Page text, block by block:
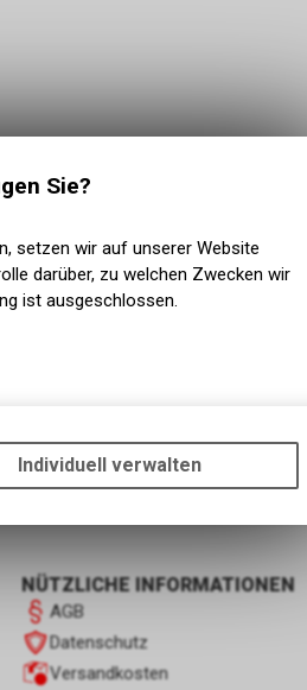
NÜTZLICHE INFORMATIONEN
AGB
Datenschutz
Versandkosten
Sie?
setzen wir auf unserer Website
darüber, zu welchen Zwecken wir
ist ausgeschlossen.
unseres Online-Angebots, wie die
Bitte beachten Sie, dass die
Individuell verwalten